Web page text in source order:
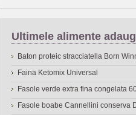
Ultimele alimente
Baton proteic stracciatella Born
Faina Ketomix Universal
Fasole verde extra fina congelata
Fasole boabe Cannellini conserva